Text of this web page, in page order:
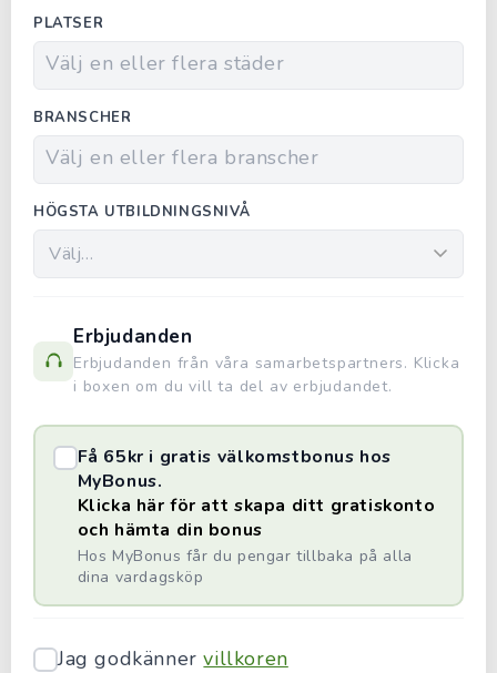
PLATSER
BRANSCHER
HÖGSTA UTBILDNINGSNIVÅ
Erbjudanden
Erbjudanden från våra samarbetspartners. Klicka
i boxen om du vill ta del av erbjudandet.
Få 65kr i gratis välkomstbonus hos
MyBonus.
Klicka här för att skapa ditt gratiskonto
och hämta din bonus
Hos MyBonus får du pengar tillbaka på alla
dina vardagsköp
Jag godkännervillkoren